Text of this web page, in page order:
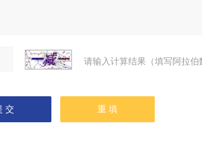
请输入计算结果（填写阿拉